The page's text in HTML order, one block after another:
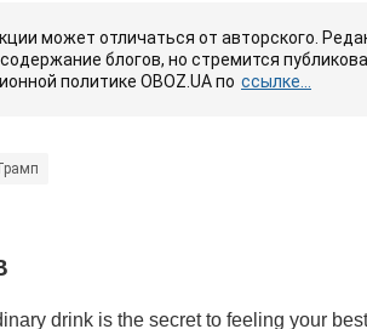
может отличаться от авторского.
блогов, но стремится
политике OBOZ.UA по ссылке...